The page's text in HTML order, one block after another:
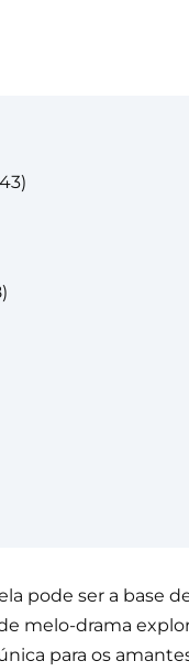
pode ser a base
melo-drama
para os